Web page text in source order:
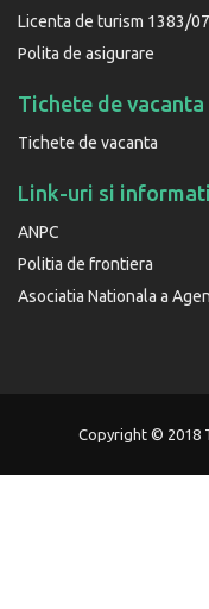
Licenta de turism 1383/
Polita de asigurare
Tichete de vacanta
Tichete de vacanta
Link-uri si
ANPC
Politia de frontiera
Asociatia Nationala a
Copyright © 2018